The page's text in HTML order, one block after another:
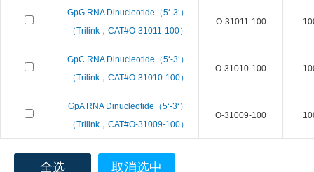
GpG RNA Dinucleotide（5‘-3‘）
（Trilink，CAT#O-31011-100）
O-31011-100
GpC RNA Dinucleotide（5‘-3‘）
（Trilink，CAT#O-31010-100）
O-31010-100
GpA RNA Dinucleotide（5‘-3‘）
（Trilink，CAT#O-31009-100）
O-31009-100
全选 取消选中